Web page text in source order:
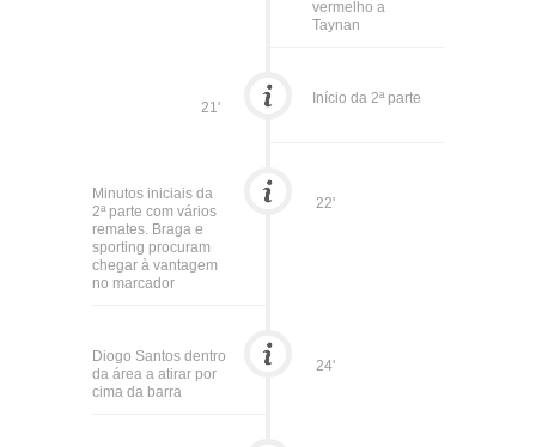
vermelho a
Taynan
21'
Início da 2ª parte
22'
Minutos iniciais da
2ª parte com vários
remates. Braga e
sporting procuram
chegar à vantagem
no marcador
24'
Diogo Santos dentro
da área a atirar por
cima da barra